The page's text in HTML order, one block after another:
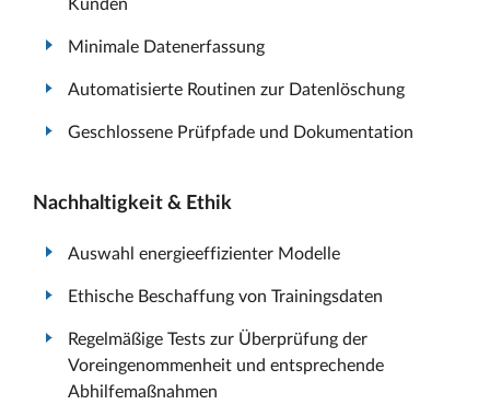
Kunden
Minimale Datenerfassung
Automatisierte Routinen zur Datenlöschung
Geschlossene Prüfpfade und Dokumentation
Nachhaltigkeit & Ethik
Auswahl energieeffizienter Modelle
Ethische Beschaffung von Trainingsdaten
Regelmäßige Tests zur Überprüfung der
Voreingenommenheit und entsprechende
Abhilfemaßnahmen